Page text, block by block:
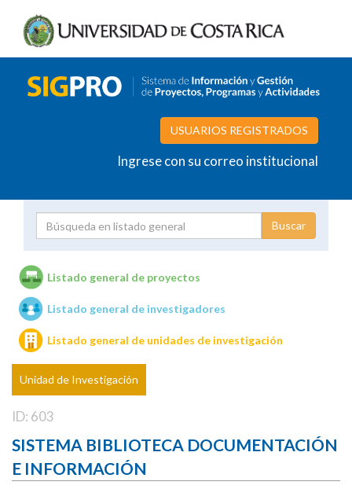
USUARIOS REGISTRADOS
Ingrese con su correo institucional
Unidades de investigación
Listado general de proyectos
Listado general de investigadores
Listado general de unidades de investigación
Unidad de Investigación
ID: 603
SISTEMA BIBLIOTECA DOCUMENTACIÓN
E INFORMACIÓN